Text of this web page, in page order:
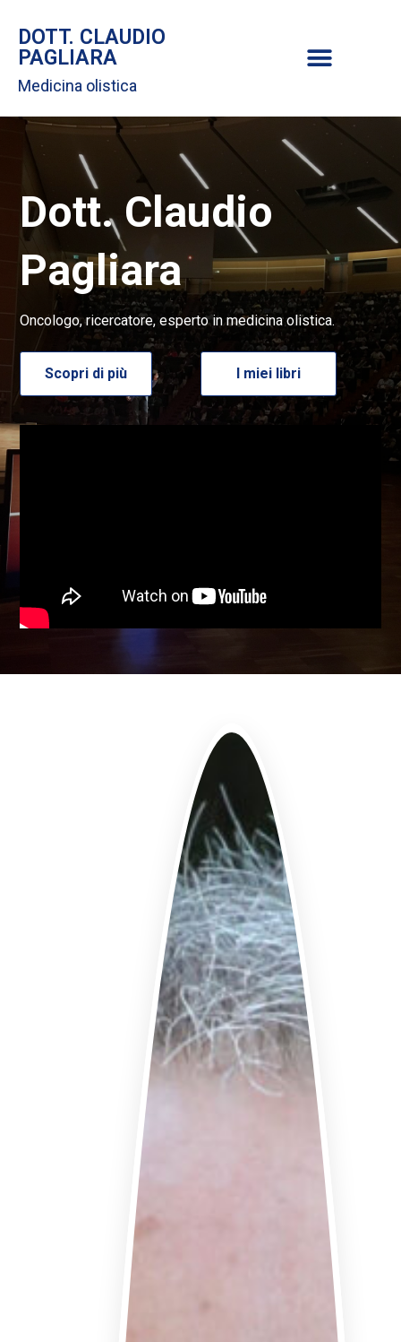
DOTT. CLAUDIO
PAGLIARA
Medicina olistica
Dott. Claudio
Pagliara
Oncologo, ricercatore, esperto in medicina olistica.
Scopri di più I miei libri